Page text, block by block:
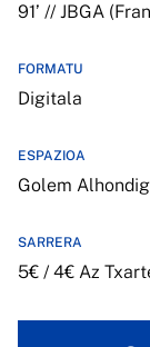
91’ // JBGA
FORMATU
Digitala
ESPAZIOA
Golem
SARRERA
5€ / 4€ Az